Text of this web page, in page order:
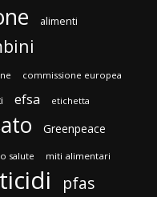
alimenti
commissione europea
efsa etichetta
Greenpeace
salute miti alimentari
pfas